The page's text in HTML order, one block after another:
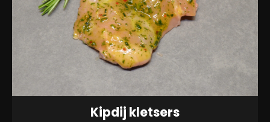
Kipdij kletsers